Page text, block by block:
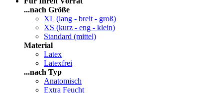
...nach Größe
XL (lang - breit - groß)
XS (kurz - eng - klein)
Standard (mittel)
Material
Latex
Latexfrei
...nach Typ
Anatomisch
Extra Feucht